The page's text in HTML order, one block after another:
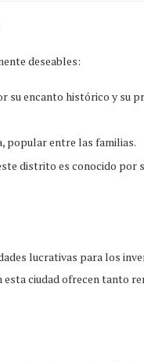
deseables:
su encanto histórico y su
popular entre las familias.
distrito es conocido por
lucrativas para los
esta ciudad ofrecen tanto